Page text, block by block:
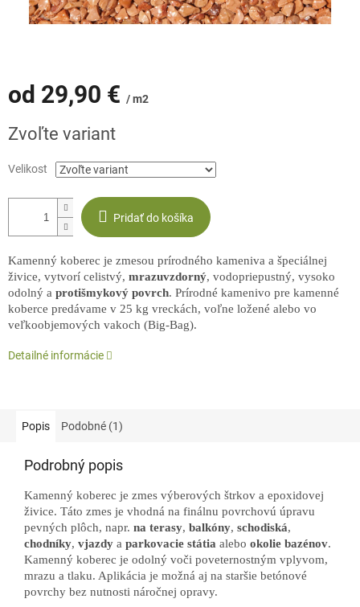
od 29,90 € / m2
cena:
Zvoľte variant
Velikost
Pridať do košíka
Kamenný koberec je zmesou prírodného kameniva a špeciálnej
živice, vytvorí celistvý, mrazuvzdorný, vodopriepustný, vysoko
odolný a protišmykový povrch. Prírodné kamenivo pre kamenné
koberce predávame v 25 kg vreckách, voľne ložené alebo vo
veľkoobjemových vakoch (Big-Bag).
Detailné informácie
Popis Podobné (1)
Podrobný popis
Kamenný koberec je zmes výberových štrkov a epoxidovej
živice. Táto zmes je vhodná na finálnu povrchovú úpravu
pevných plôch, napr. na terasy, balkóny, schodiská,
chodníky, vjazdy a parkovacie státia alebo okolie bazénov.
Kamenný koberec je odolný voči poveternostným vplyvom,
mrazu a tlaku. Aplikácia je možná aj na staršie betónové
povrchy bez nutnosti náročnej opravy.